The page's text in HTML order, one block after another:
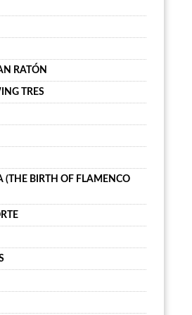
RATÓN
TRES
(THE BIRTH OF FLAMENCO